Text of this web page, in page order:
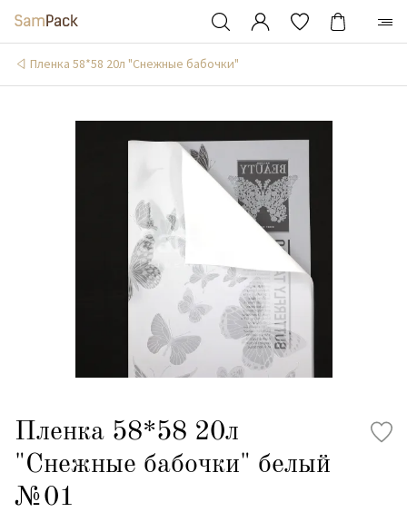
Пленка 58*58 20л "Снежные бабочки"
Пленка 58*58 20л
"Снежные бабочки" белый
№01